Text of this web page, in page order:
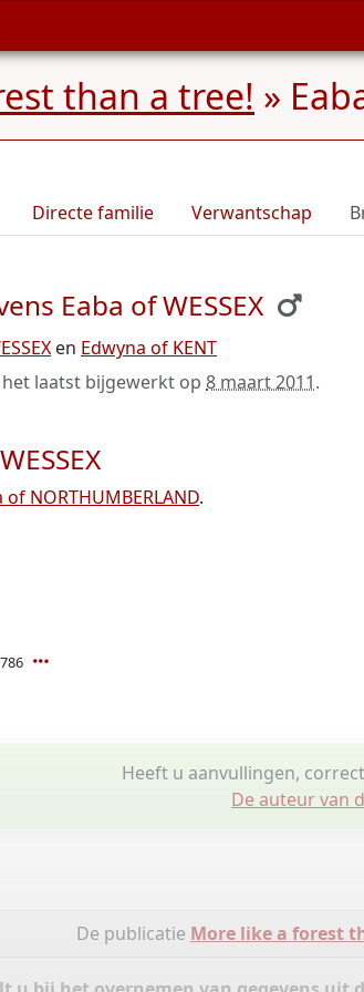
than a tree! »
Directe familie Verwantschap
Eaba of WESSEX
en Edwyna of KENT
laatst bijgewerkt op 8 maart 2011.
NORTHUMBERLAND.
Heeft u aanvullingen,
De auteur van
De publicatie More like a forest